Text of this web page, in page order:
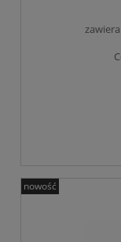
nowość